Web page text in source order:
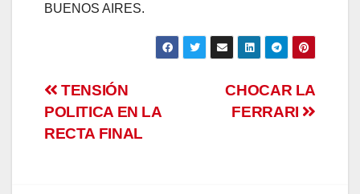
BUENOS AIRES.
Navegación
de
CHOCAR LA
FERRARI
TENSIÓN
POLITICA EN LA
RECTA FINAL